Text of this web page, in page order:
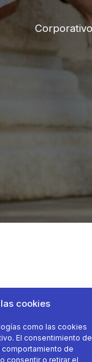
cookies
como las cookies
El consentimiento de
de
consentir o retirar el
Corporativo